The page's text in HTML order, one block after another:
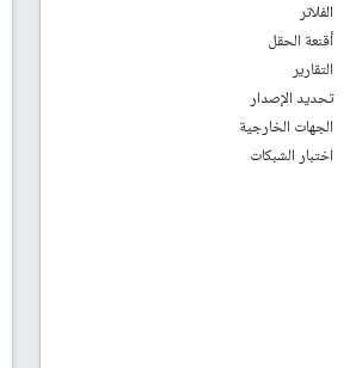
الفلاتر
أقنعة الحقل
التقارير
تحديد الإصدار
الجهات الخارجية
اختبار الشبكات